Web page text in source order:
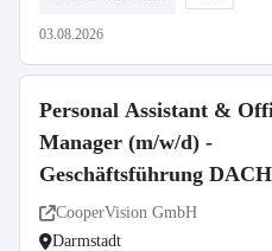
03.08.2026
Personal Assistant &
Manager (m/w/d) -
Geschäftsführung DACH
CooperVision GmbH
Darmstadt